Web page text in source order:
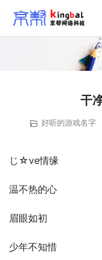
干
好听的游戏名字
じ☆ve情缘
温不热的心
眉眼如初
少年不知惜